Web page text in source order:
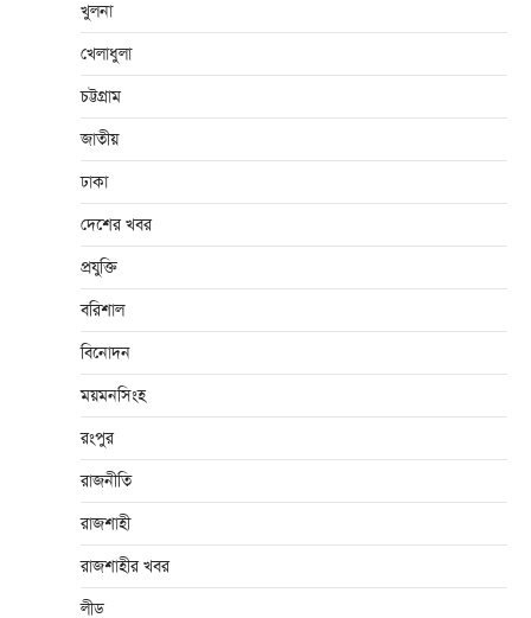
খুলনা
খেলাধুলা
চট্টগ্রাম
জাতীয়
ঢাকা
দেশের খবর
প্রযুক্তি
বরিশাল
বিনোদন
ময়মনসিংহ
রংপুর
রাজনীতি
রাজশাহী
রাজশাহীর খবর
লীড